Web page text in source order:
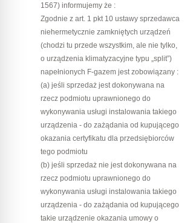
1567) informujemy że :
Zgodnie z art. 1 pkt 10 ustawy sprzedawca
niehermetycznie zamkniętych urządzeń
(chodzi tu przede wszystkim, ale nie tylko,
o urządzenia klimatyzacyjne typu „split”)
napełnionych F-gazem jest zobowiązany :
(a) jeśli sprzedaż jest dokonywana na
rzecz podmiotu uprawnionego do
wykonywania usługi instalowania takiego
urządzenia - do zażądania od kupującego
okazania certyfikatu dla przedsiębiorców
tego podmiotu
(b) jeśli sprzedaż nie jest dokonywana na
rzecz podmiotu uprawnionego do
wykonywania usługi instalowania takiego
urządzenia - do zażądania od kupującego
takie urządzenie okazania umowy o